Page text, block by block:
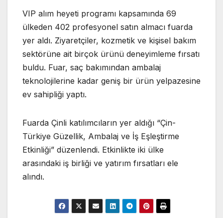
VIP alım heyeti programı kapsamında 69
ülkeden 402 profesyonel satın almacı fuarda
yer aldı. Ziyaretçiler, kozmetik ve kişisel bakım
sektörüne ait birçok ürünü deneyimleme fırsatı
buldu. Fuar, saç bakımından ambalaj
teknolojilerine kadar geniş bir ürün yelpazesine
ev sahipliği yaptı.
Fuarda Çinli katılımcıların yer aldığı “Çin-
Türkiye Güzellik, Ambalaj ve İş Eşleştirme
Etkinliği” düzenlendi. Etkinlikte iki ülke
arasındaki iş birliği ve yatırım fırsatları ele
alındı.